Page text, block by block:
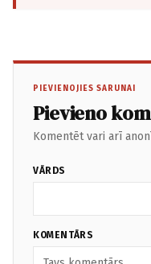
PIEVIENOJIES SARUNAI
Pievieno
Komentēt vari arī
VĀRDS
KOMENTĀRS